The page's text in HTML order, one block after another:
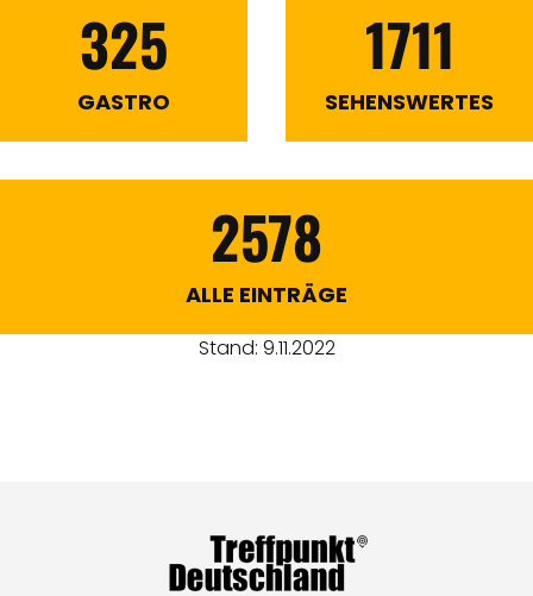
325
GASTRO
1711
SEHENSWERTES
2578
ALLE EINTRÄGE
Stand: 9.11.2022